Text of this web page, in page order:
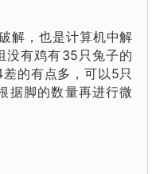
，也是计算机中解
没有鸡有35只兔子的
的有点多，可以5只
据脚的数量再进行微